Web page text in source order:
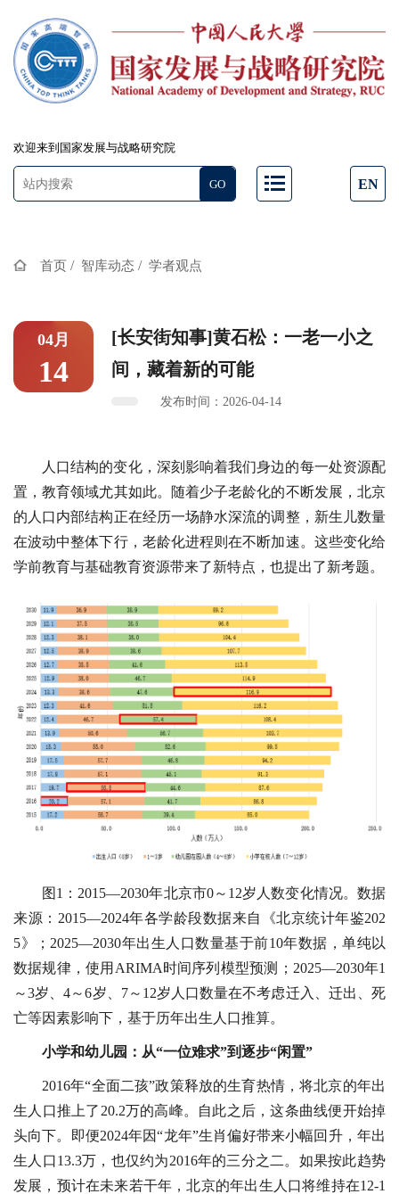
欢迎来到国家发展与战略研究院
EN
首页 / 智库动态 / 学者观点
04月
14
[长安街知事]黄石松：一老一小之
间，藏着新的可能
发布时间：2026-04-14
人口结构的变化，深刻影响着我们身边的每一处资源配
置，教育领域尤其如此。随着少子老龄化的不断发展，北京
的人口内部结构正在经历一场静水深流的调整，新生儿数量
在波动中整体下行，老龄化进程则在不断加速。这些变化给
学前教育与基础教育资源带来了新特点，也提出了新考题。
图1：2015—2030年北京市0～12岁人数变化情况。数据
来源：2015—2024年各学龄段数据来自《北京统计年鉴202
5》；2025—2030年出生人口数量基于前10年数据，单纯以
数据规律，使用ARIMA时间序列模型预测；2025—2030年1
～3岁、4～6岁、7～12岁人口数量在不考虑迁入、迁出、死
亡等因素影响下，基于历年出生人口推算。
小学和幼儿园： 从“一位难求”到逐步“闲置”
2016年“全面二孩”政策释放的生育热情，将北京的年出
生人口推上了20.2万的高峰。自此之后，这条曲线便开始掉
头向下。即便2024年因“龙年”生肖偏好带来小幅回升，年出
生人口13.3万，也仅约为2016年的三分之二。如果按此趋势
发展，预计在未来若干年，北京的年出生人口将维持在12-1